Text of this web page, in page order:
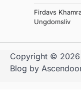
Firdavs
Ungdomsliv
Copyright © 2026
Blog by